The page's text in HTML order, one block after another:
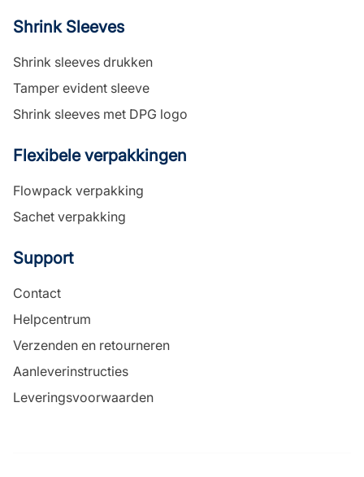
Shrink Sleeves
Shrink sleeves drukken
Tamper evident sleeve
Shrink sleeves met DPG logo
Flexibele verpakkingen
Flowpack verpakking
Sachet verpakking
Support
Contact
Helpcentrum
Verzenden en retourneren
Aanleverinstructies
Leveringsvoorwaarden